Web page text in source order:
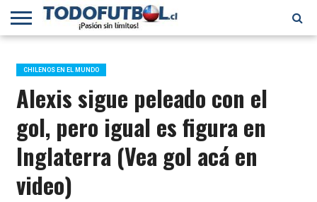
PRIMERA
B
SELECCIÓN
CHILENA
CHILENOS
EN EL
MUNDO
FÚTBOL
INTERNACIONAL
CHILENOS EN EL MUNDO
Alexis sigue peleado con el
gol, pero igual es figura en
Inglaterra (Vea gol acá en
video)